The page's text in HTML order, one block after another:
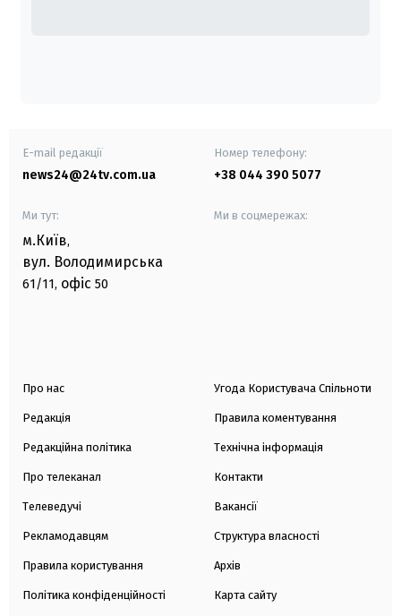
E-mail редакції
news24@24tv.com.ua
Номер телефону:
+38 044 390 5077
Ми тут:
м.Київ,
вул. Володимирська
61/11, офіс 50
Ми в соцмережах:
Про нас
Редакція
Редакційна політика
Про телеканал
Телеведучі
Рекламодавцям
Правила користування
Політика конфіденційності
Угода Користувача Спільноти
Правила коментування
Технічна інформація
Контакти
Вакансії
Структура власності
Архів
Карта сайту